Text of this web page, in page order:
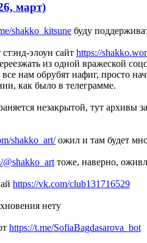
март)
shakko_kitsune буду
элоун сайт https://
из одной вражеской
нам обрубят нафиг, просто
как было в телеграмме.
незакрытой, тут архивы
shakko_art/ожил и там будет
тоже, наверно,
https://vk.com/club131716529
нету
https://t.me/SofiaBagdasarova_bot